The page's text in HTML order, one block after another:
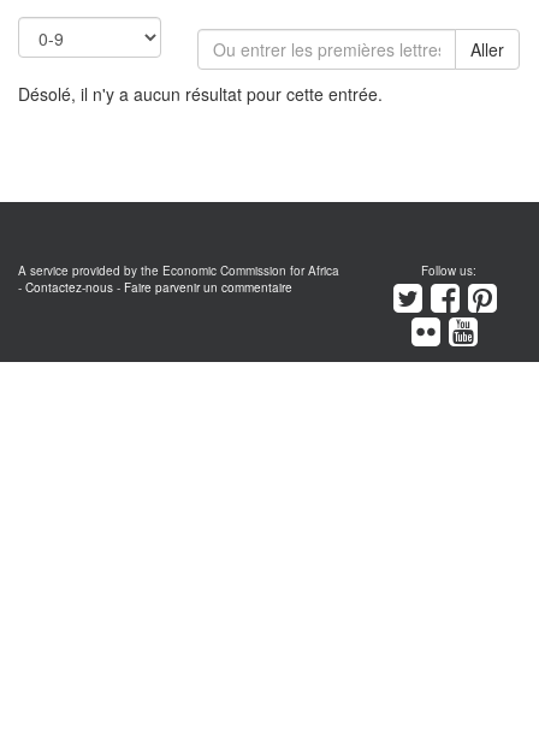
Aller
Désolé, il n'y a aucun résultat pour cette entrée.
A service provided by the Economic Commission for Africa
- Contactez-nous - Faire parvenir un commentaire
Follow us: